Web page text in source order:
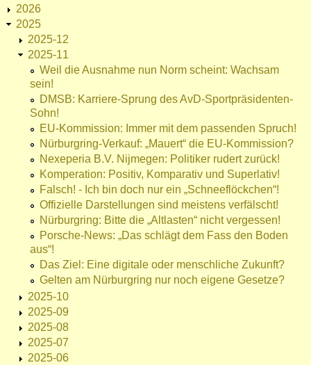
2026
2025
2025-12
2025-11
Weil die Ausnahme nun Norm scheint: Wachsam
sein!
DMSB: Karriere-Sprung des AvD-Sportpräsidenten-
Sohn!
EU-Kommission: Immer mit dem passenden Spruch!
Nürburgring-Verkauf: „Mauert“ die EU-Kommission?
Nexeperia B.V. Nijmegen: Politiker rudert zurück!
Komperation: Positiv, Komparativ und Superlativ!
Falsch! - Ich bin doch nur ein „Schneeflöckchen“!
Offizielle Darstellungen sind meistens verfälscht!
Nürburgring: Bitte die „Altlasten“ nicht vergessen!
Porsche-News: „Das schlägt dem Fass den Boden
aus“!
Das Ziel: Eine digitale oder menschliche Zukunft?
Gelten am Nürburgring nur noch eigene Gesetze?
2025-10
2025-09
2025-08
2025-07
2025-06